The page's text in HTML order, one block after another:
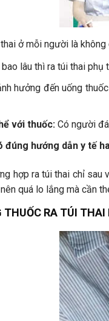
ở mỗi người là
lâu thì ra túi thai phụ
hưởng đến uống
với thuốc: Có người
đúng hướng dẫn y tế
hợp ra túi thai chỉ
quá lo lắng mà cần
THUỐC RA TÚI